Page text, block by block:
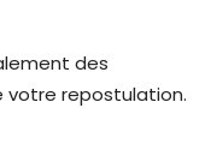
des
votre repostulation.